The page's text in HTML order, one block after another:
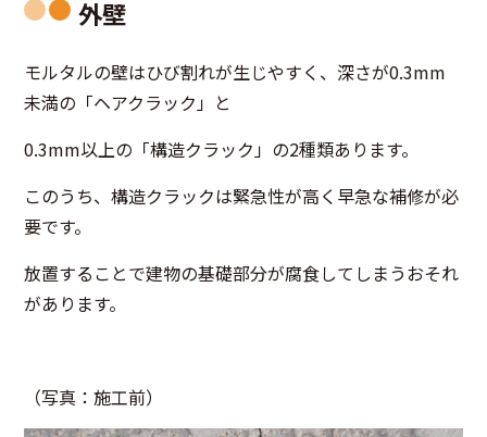
外壁
モルタルの壁はひび割れが生じやすく、深さが0.3mm
未満の「ヘアクラック」と
0.3mm以上の「構造クラック」の2種類あります。
このうち、構造クラックは緊急性が高く早急な補修が必
要です。
放置することで建物の基礎部分が腐食してしまうおそれ
があります。
（写真：施工前）